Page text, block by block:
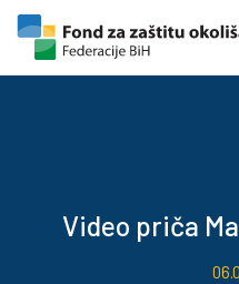
Skip to content
Skip to footer
Video priča